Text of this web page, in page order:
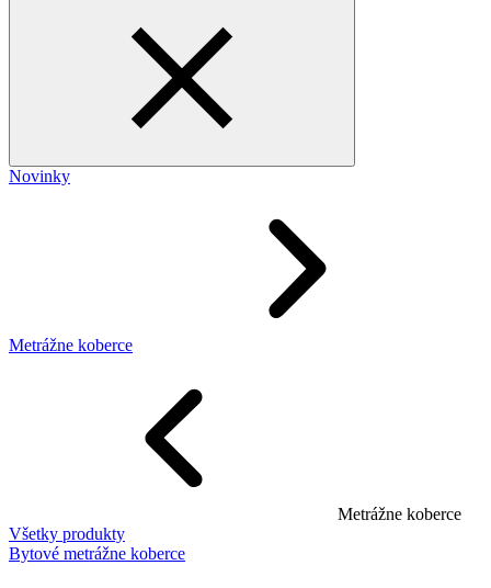
Novinky
Metrážne koberce
Metrážne koberce
Všetky produkty
Bytové metrážne koberce